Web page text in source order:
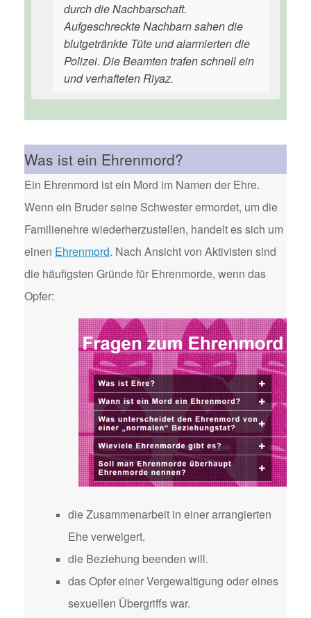
durch die Nachbarschaft.
Aufgeschreckte Nachbarn sahen die
blutgetränkte Tüte und alarmierten die
Polizei. Die Beamten trafen schnell ein
und verhafteten Riyaz.
Was ist ein Ehrenmord?
Ein Ehrenmord ist ein Mord im Namen der Ehre.
Wenn ein Bruder seine Schwester ermordet, um die
Familienehre wiederherzustellen, handelt es sich um
einen Ehrenmord. Nach Ansicht von Aktivisten sind
die häufigsten Gründe für Ehrenmorde, wenn das
Opfer:
die Zusammenarbeit in einer arrangierten
Ehe verweigert.
die Beziehung beenden will.
das Opfer einer Vergewaltigung oder eines
sexuellen Übergriffs war.